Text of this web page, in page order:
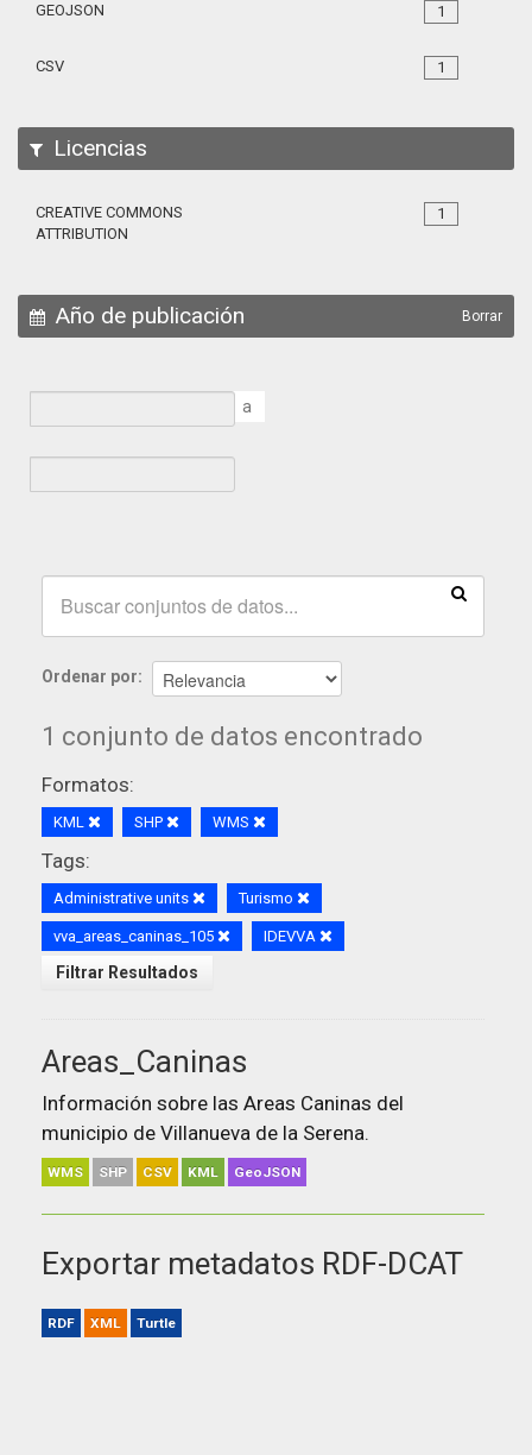
1
GEOJSON
1
CSV
Licencias
1
CREATIVE COMMONS
ATTRIBUTION
Año de publicación Borrar
a
Ordenar por
1 conjunto de datos encontrado
Formatos:
KML SHP WMS
Tags:
Administrative units Turismo
vva_areas_caninas_105 IDEVVA
Filtrar Resultados
Areas_Caninas
Información sobre las Areas Caninas del
municipio de Villanueva de la Serena.
WMS SHP CSV KML GeoJSON
Exportar metadatos RDF-DCAT
RDF XML Turtle